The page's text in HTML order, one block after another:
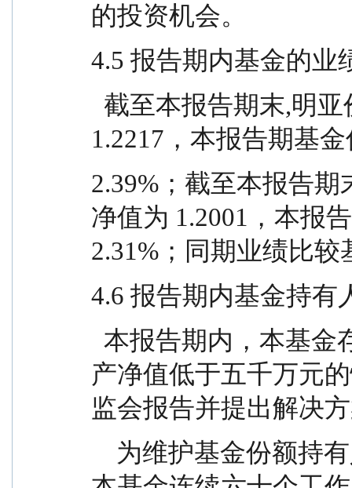
的投资机会。
4.5 报告期内基金的业
1.2217，本报告期基
2.39%；截至本报告
净值为 1.2001，本报
2.31%；同期业绩比较
4.6 报告期内基金持有
产净值低于五千万元
监会报告并提出解决